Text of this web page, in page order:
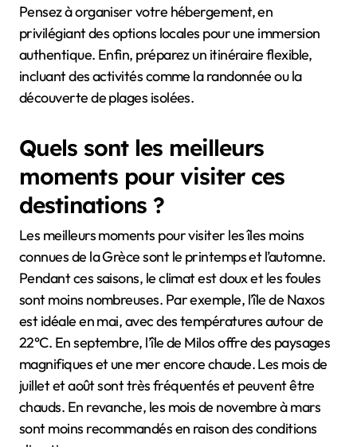
Pensez à organiser votre hébergement, en
privilégiant des options locales pour une immersion
authentique. Enfin, préparez un itinéraire flexible,
incluant des activités comme la randonnée ou la
découverte de plages isolées.
Quels sont les meilleurs
moments pour visiter ces
destinations ?
Les meilleurs moments pour visiter les îles moins
connues de la Grèce sont le printemps et l’automne.
Pendant ces saisons, le climat est doux et les foules
sont moins nombreuses. Par exemple, l’île de Naxos
est idéale en mai, avec des températures autour de
22°C. En septembre, l’île de Milos offre des paysages
magnifiques et une mer encore chaude. Les mois de
juillet et août sont très fréquentés et peuvent être
chauds. En revanche, les mois de novembre à mars
sont moins recommandés en raison des conditions